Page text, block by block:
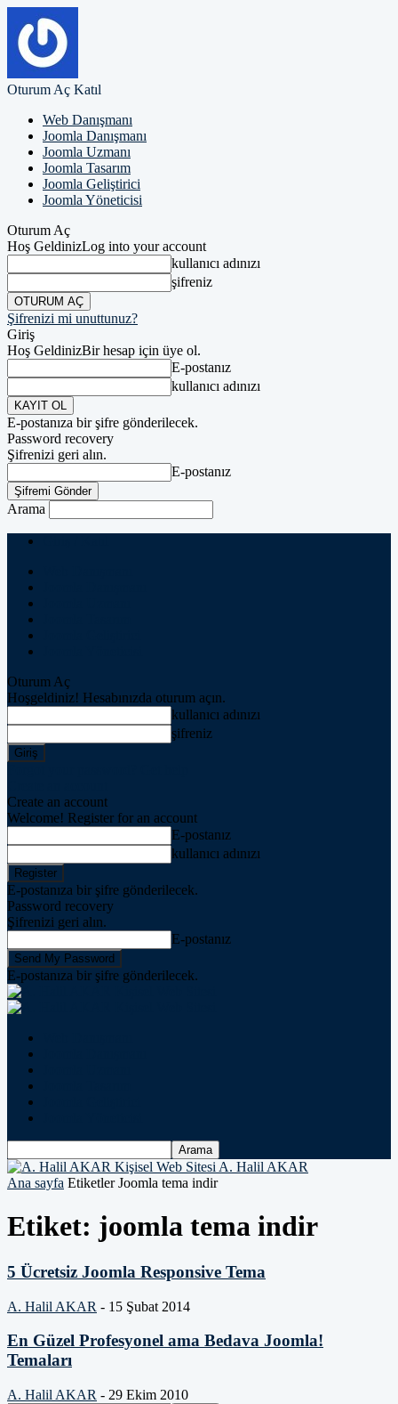
Oturum Aç Katıl
Web Danışmanı
Joomla Danışmanı
Joomla Uzmanı
Joomla Tasarım
Joomla Geliştirici
Joomla Yöneticisi
Oturum Aç
Hoş GeldinizLog into your account
kullanıcı adınızı
şifreniz
Şifrenizi mi unuttunuz?
Giriş
Hoş GeldinizBir hesap için üye ol.
E-postanız
kullanıcı adınızı
E-postanıza bir şifre gönderilecek.
Password recovery
Şifrenizi geri alın.
E-postanız
Arama
Oturum Aç
Hoşgeldiniz! Hesabınızda oturum açın.
kullanıcı adınızı
şifreniz
Create an account
Welcome! Register for an account
E-postanız
kullanıcı adınızı
E-postanıza bir şifre gönderilecek.
Password recovery
Şifrenizi geri alın.
E-postanız
E-postanıza bir şifre gönderilecek.
A. Halil AKAR
Ana sayfa Etiketler Joomla tema indir
Etiket: joomla tema indir
5 Ücretsiz Joomla Responsive Tema
A. Halil AKAR - 15 Şubat 2014
En Güzel Profesyonel ama Bedava Joomla!
Temaları
A. Halil AKAR - 29 Ekim 2010